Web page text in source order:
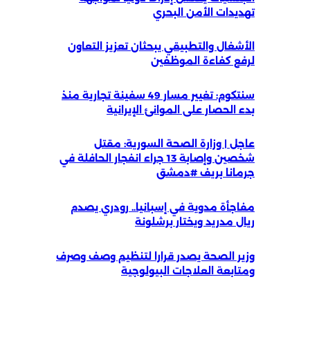
تهديدات الأمن البحري
الأشغال والتطبيقي يبحثان تعزيز التعاون
لرفع كفاءة الموظفين
سنتكوم: تغيير مسار 49 سفينة تجارية منذ
بدء الحصار على الموانئ الإيرانية
عاجل | وزارة الصحة السورية: مقتل
شخصين وإصابة 13 جراء انفجار الحافلة في
جرمانا بريف #دمشق
مفاجأة مدوية في إسبانيا.. رودري يصدم
ريال مدريد ويختار برشلونة
وزير الصحة يصدر قرارا لتنظيم وصف وصرف
ومتابعة العلاجات البيولوجية